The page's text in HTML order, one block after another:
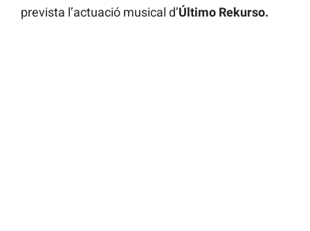
prevista l’actuació musical d’Último Rekurso.